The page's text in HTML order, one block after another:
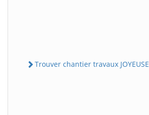
Trouver chantier travaux JOYEUSE